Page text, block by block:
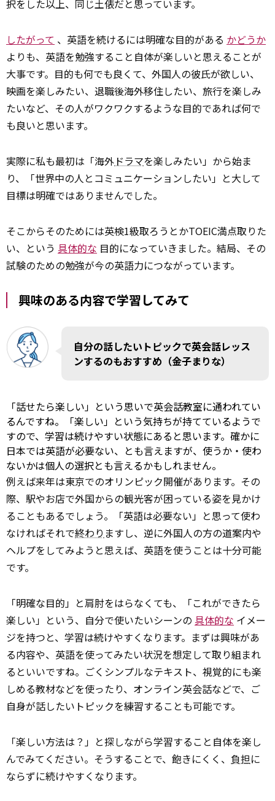
択をした以上、同じ土俵だと思っています。
したがって 、英語を続けるには明確な目的がある かどうか
よりも、英語を勉強すること自体が楽しいと思えることが
大事です。目的も何でも良くて、外国人の彼氏が欲しい、
映画を楽しみたい、退職後海外移住したい、旅行を楽しみ
たいなど、その人がワクワクするような目的であれば何で
も良いと思います。
実際に私も最初は「海外ドラマを楽しみたい」から始ま
り、「世界中の人とコミュニケーションしたい」と大して
目標は明確ではありませんでした。
そこからそのためには英検1級取ろうとかTOEIC満点取りた
い、という 具体的な 目的になっていきました。結局、その
試験のための勉強が今の英語力につながっています。
興味のある内容で学習してみて
自分の話したいトピックで英会話レッス
ンするのもおすすめ（金子まりな）
「話せたら楽しい」という思いで英会話教室に通われてい
るんですね。「楽しい」という気持ちが持てているようで
すので、学習は続けやすい状態にあると思います。確かに
日本では英語が必要ない、とも言えますが、使うか・使わ
ないかは個人の選択とも言えるかもしれません。
例えば来年は東京でのオリンピック開催があります。その
際、駅やお店で外国からの観光客が困っている姿を見かけ
ることもあるでしょう。「英語は必要ない」と思って使わ
なければそれで終わり ますし、逆に外国人の方の道案内や
ヘルプをしてみようと思えば、英語を使うことは十分可能
です。
「明確な目的」と肩肘をはらなくても、「これができたら
楽しい」という、自分で使いたいシーンの 具体的な イメー
ジを持つと、学習は続けやすくなります。まずは興味があ
る内容や、英語を使ってみたい状況を想定して取り組まれ
るといいですね。ごくシンプルなテキスト、視覚的にも楽
しめる教材などを使ったり、オンライン英会話などで、ご
自身が話したいトピックを練習することも可能です。
「楽しい方法は？」と探しながら学習すること自体を楽し
んでみてください。そうすることで、飽きにくく、 負担に
ならずに続けやすくなります。